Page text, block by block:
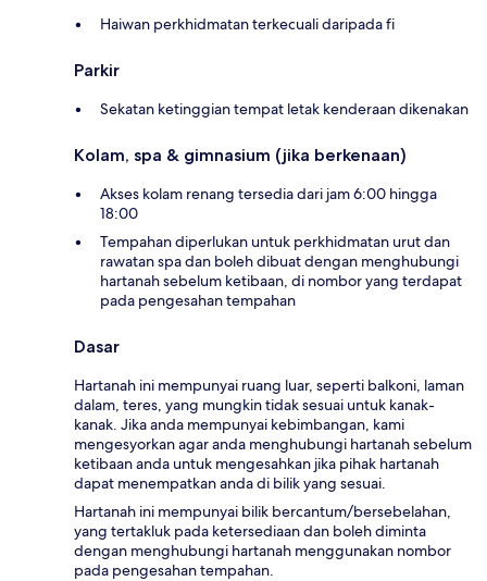
Haiwan perkhidmatan terkecuali daripada fi
Parkir
Sekatan ketinggian tempat letak kenderaan dikenakan
Kolam, spa & gimnasium (jika berkenaan)
Akses kolam renang tersedia dari jam 6:00 hingga
18:00
Tempahan diperlukan untuk perkhidmatan urut dan
rawatan spa dan boleh dibuat dengan menghubungi
hartanah sebelum ketibaan, di nombor yang terdapat
pada pengesahan tempahan
Dasar
Hartanah ini mempunyai ruang luar, seperti balkoni, laman
dalam, teres, yang mungkin tidak sesuai untuk kanak-
kanak. Jika anda mempunyai kebimbangan, kami
mengesyorkan agar anda menghubungi hartanah sebelum
ketibaan anda untuk mengesahkan jika pihak hartanah
dapat menempatkan anda di bilik yang sesuai.
Hartanah ini mempunyai bilik bercantum/bersebelahan,
yang tertakluk pada ketersediaan dan boleh diminta
dengan menghubungi hartanah menggunakan nombor
pada pengesahan tempahan.